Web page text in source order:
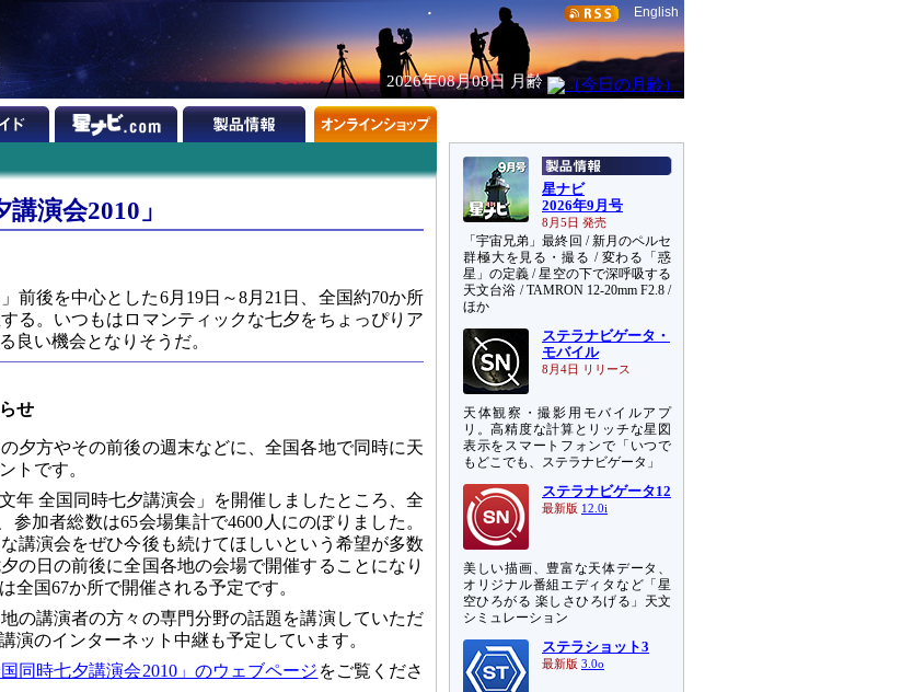
English
2026年08月08日 月齢
演会2010」
前後を中心とした6月19日～8月21日、全国約70か所
る。いつもはロマンティックな七夕をちょっぴりア
良い機会となりそうだ。
せ
夕方やその前後の週末などに、全国各地で同時に天
トです。
年 全国同時七夕講演会」を開催しましたところ、全
加者総数は65会場集計で4600人にのぼりました。
講演会をぜひ今後も続けてほしいという希望が多数
の日の前後に全国各地の会場で開催することになり
全国67か所で開催される予定です。
の講演者の方々の専門分野の話題を講演していただ
演のインターネット中継も予定しています。
国同時七夕講演会2010」のウェブページ をご覧くださ
星ナビ
2026年9月号
8月5日 発売
「宇宙兄弟」最終回 / 新月のペルセ
群極大を見る・撮る / 変わる「惑
星」の定義 / 星空の下で深呼吸する
天文台浴 / TAMRON 12-20mm F2.8 /
ほか
ステラナビゲータ・
モバイル
8月4日 リリース
天体観察・撮影用モバイルアプ
リ。高精度な計算とリッチな星図
表示をスマートフォンで「いつで
もどこでも、ステラナビゲータ」
ステラナビゲータ12
最新版 12.0i
美しい描画、豊富な天体データ、
オリジナル番組エディタなど「星
空ひろがる 楽しさひろげる」天文
シミュレーション
ステラショット3
最新版 3.0o